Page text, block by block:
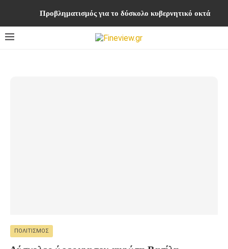
Προβληματισμός για το δύσκολο κυβερνητικό οκτάμηνο
ΠΟΛΙΤΙΣΜΌΣ